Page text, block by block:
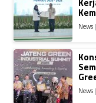
News
News